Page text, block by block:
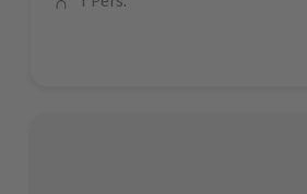
Anzahl der Teilnehmer